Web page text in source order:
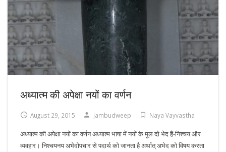
अध्यात्म की अपेक्षा नयों का वर्णन
August 29, 2015 jambudweep Naya Vayvastha
अध्यात्म की अपेक्षा नयों का वर्णन अध्यात्म भाषा में नयों के मूल दो भेद हैं-निश्चय और
व्यवहार। निश्चयनय अभेदोपचार से पदार्थ को जानता है अर्थात् अभेद को विषय करता